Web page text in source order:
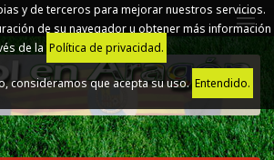
y de terceros para mejorar nuestros servicios.
de su navegador u obtener más información
de la Política de privacidad.
consideramos que acepta su uso.Entendido.